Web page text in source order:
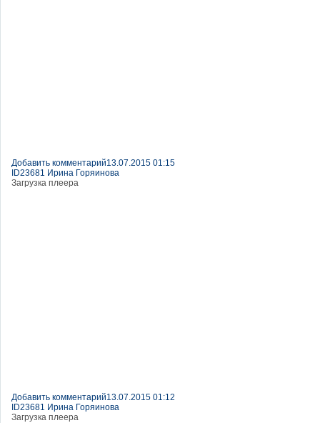
Добавить комментарий13.07.2015 01:15
ID23681 Ирина Горяинова
Загрузка плеера
Добавить комментарий13.07.2015 01:12
ID23681 Ирина Горяинова
Загрузка плеера